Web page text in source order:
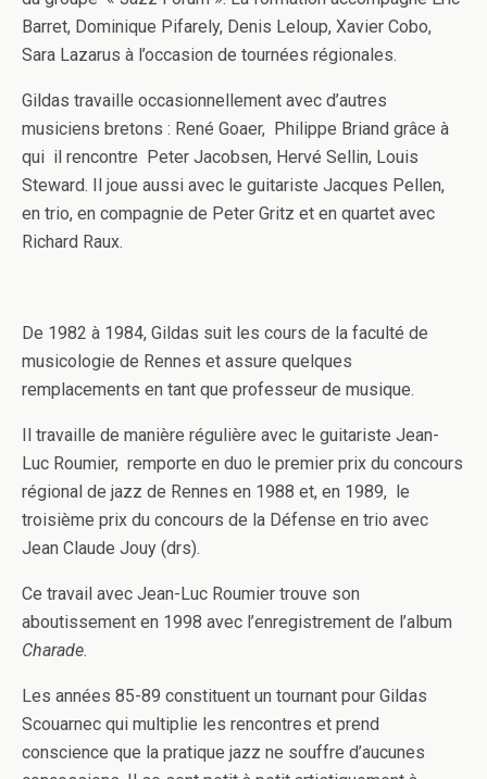
Barret, Dominique Pifarely, Denis Leloup, Xavier Cobo,
Sara Lazarus à l’occasion de tournées régionales.
Gildas travaille occasionnellement avec d’autres
musiciens bretons : René Goaer, Philippe Briand grâce à
qui il rencontre Peter Jacobsen, Hervé Sellin, Louis
Steward. Il joue aussi avec le guitariste Jacques Pellen,
en trio, en compagnie de Peter Gritz et en quartet avec
Richard Raux.
De 1982 à 1984, Gildas suit les cours de la faculté de
musicologie de Rennes et assure quelques
remplacements en tant que professeur de musique.
Il travaille de manière régulière avec le guitariste Jean-
Luc Roumier, remporte en duo le premier prix du concours
régional de jazz de Rennes en 1988 et, en 1989, le
troisième prix du concours de la Défense en trio avec
Jean Claude Jouy (drs).
Ce travail avec Jean-Luc Roumier trouve son
aboutissement en 1998 avec l’enregistrement de l’album
Charade.
Les années 85-89 constituent un tournant pour Gildas
Scouarnec qui multiplie les rencontres et prend
conscience que la pratique jazz ne souffre d’aucunes